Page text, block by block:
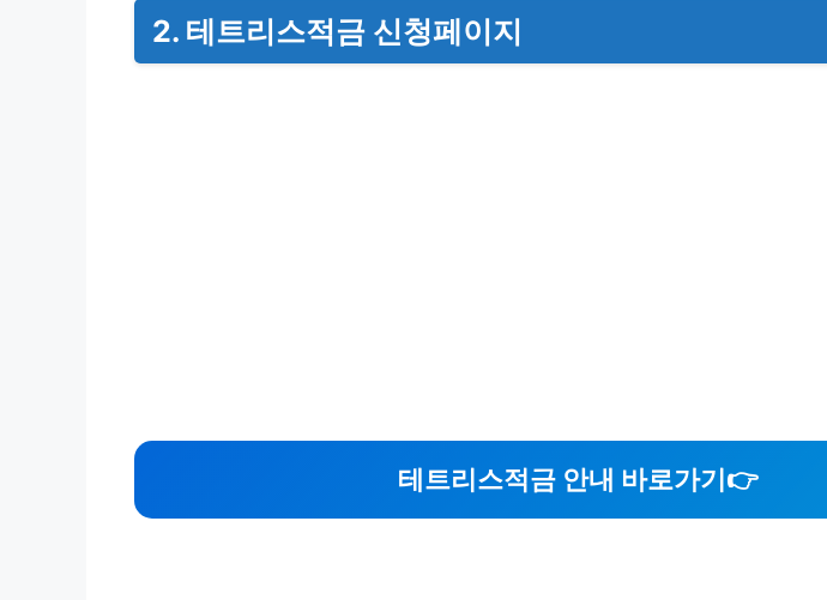
2. 테트리스적금 신청페이지
테트리스적금 안내 바로가기👉